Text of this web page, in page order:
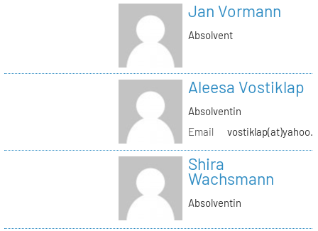
Jan Vormann
Absolvent
Aleesa Vostiklap
Absolventin
Email
Shira
Wachsmann
Absolventin